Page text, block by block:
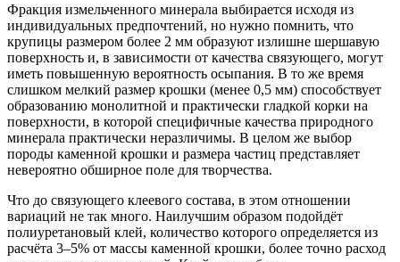
Фракция измельченного минерала выбирается исходя из
индивидуальных предпочтений, но нужно помнить, что
крупицы размером более 2 мм образуют излишне шершавую
поверхность и, в зависимости от качества связующего, могут
иметь повышенную вероятность осыпания. В то же время
слишком мелкий размер крошки (менее 0,5 мм) способствует
образованию монолитной и практически гладкой корки на
поверхности, в которой специфичные качества природного
минерала практически неразличимы. В целом же выбор
породы каменной крошки и размера частиц представляет
невероятно обширное поле для творчества.
Что до связующего клеевого состава, в этом отношении
вариаций не так много. Наилучшим образом подойдёт
полиуретановый клей, количество которого определяется из
расчёта 3–5% от массы каменной крошки, более точно расход